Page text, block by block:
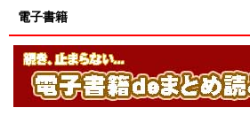
電子書籍